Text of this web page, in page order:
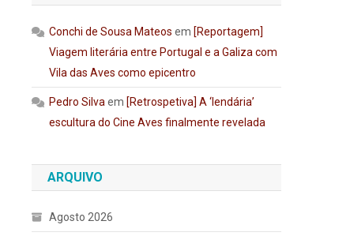
Conchi de Sousa Mateos em [Reportagem]
Viagem literária entre Portugal e a Galiza com
Vila das Aves como epicentro
Pedro Silva em [Retrospetiva] A ‘lendária’
escultura do Cine Aves finalmente revelada
ARQUIVO
Agosto 2026